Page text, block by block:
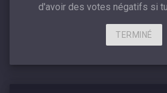
d'avoir des votes négatifs si
TERMINÉ